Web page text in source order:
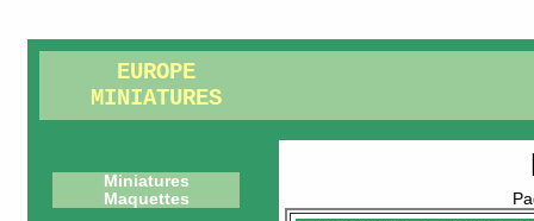
EUROPE
MINIATURES
Miniatures
Maquettes